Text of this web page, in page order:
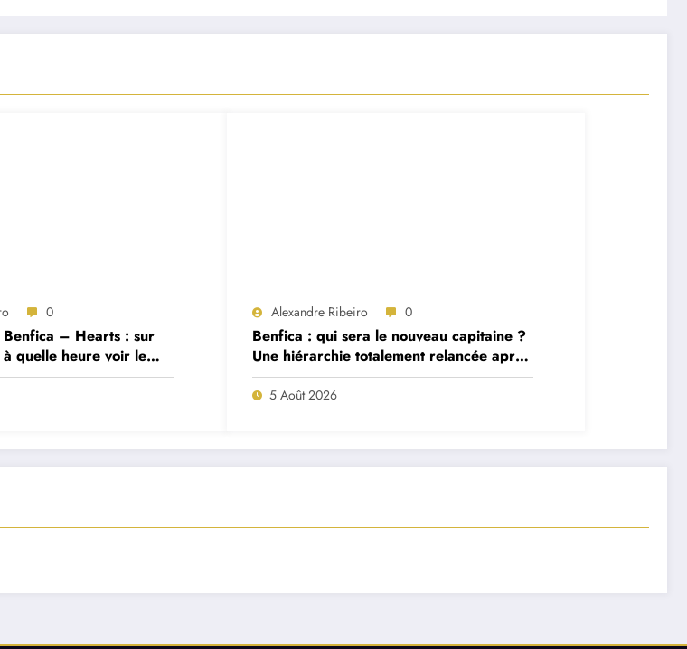
0
– Hearts : sur
quelle heure voir le
Alexandre Ribeiro 0
Benfica : qui sera le nouveau capitaine ?
Une hiérarchie totalement relancée après
deux départs majeurs
5 Août 2026